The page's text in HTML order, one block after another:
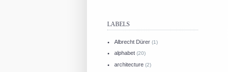
LABELS
Albrecht Dürer (1)
alphabet (20)
architecture (2)